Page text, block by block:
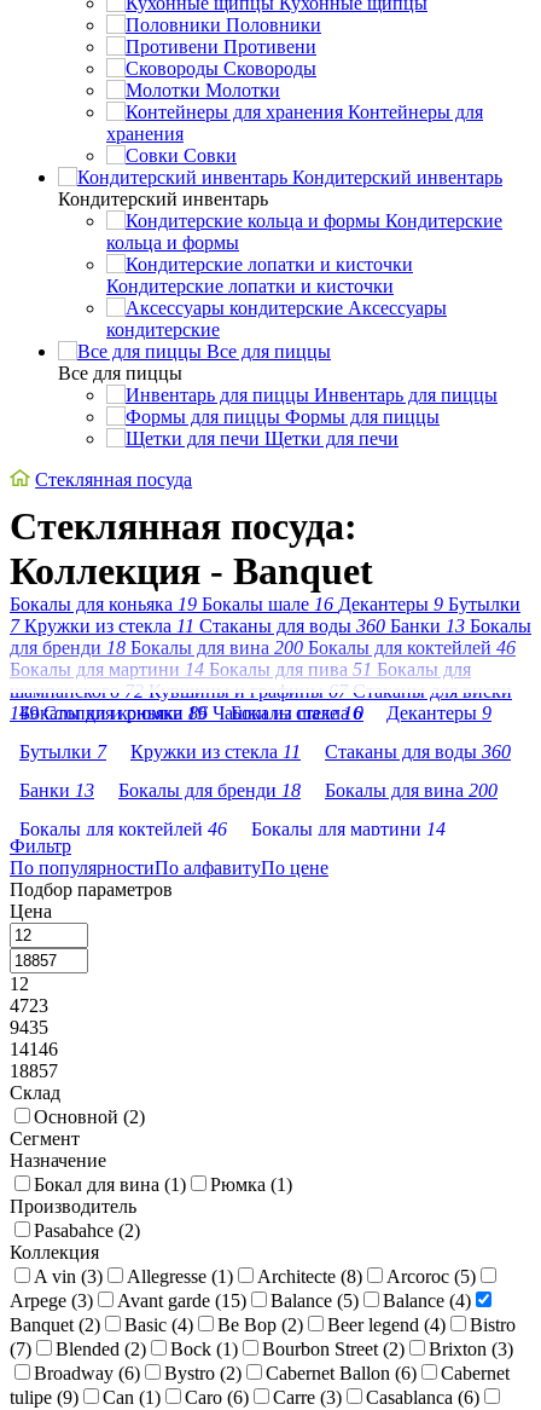
Половники
Противени
Сковороды
Молотки
Контейнеры для
хранения
Совки
Кондитерский инвентарь
Кондитерский инвентарь
Кондитерские
кольца и формы
Кондитерские лопатки и кисточки
Аксессуары
кондитерские
Все для пиццы
Все для пиццы
Инвентарь для пиццы
Формы для пиццы
Щетки для печи
Стеклянная посуда
Стеклянная посуда:
Коллекция - Banquet
Бокалы для коньяка 19 Бокалы шале 16 Декантеры 9 Бутылки
7 Кружки из стекла 11 Стаканы для воды 360 Банки 13 Бокалы
для бренди 18 Бокалы для вина 200 Бокалы для коктейлей 46
Бокалы для мартини 14 Бокалы для пива 51 Бокалы для
шампанского 72 Кувшины и графины 67 Стаканы для виски
149 Стопки и рюмки 86 Чашки из стекла 0
Бокалы для коньяка 19 Бокалы шале 16 Декантеры 9
Бутылки 7 Кружки из стекла 11 Стаканы для воды 360
Банки 13 Бокалы для бренди 18 Бокалы для вина 200
Бокалы для коктейлей 46 Бокалы для мартини 14
Бокалы для пива 51 Бокалы для шампанского
Кувшины и графины
Стопки и рюмки
Фильтр
По популярностиПо алфавитуПо цене
Подбор параметров
Цена
12
4723
9435
14146
18857
Склад
Основной (2)
Сегмент
Назначение
Бокал для вина (1) Рюмка (1)
Производитель
Pasabahce (2)
Коллекция
A vin (3) Allegresse (1) Architecte (8) Arcoroc (5)
Arpege (3) Avant garde (15) Balance (5) Balance (4)
Banquet (2) Basic (4) Be Bop (2) Beer legend (4)
Bistro
(7) Blended (2) Bock (1) Bourbon Street (2) Brixton (3)
Broadway (6) Bystro (2) Cabernet Ballon (6)
Cabernet
tulipe (9) Can (1) Caro (6) Carre (3) Casablanca (6)